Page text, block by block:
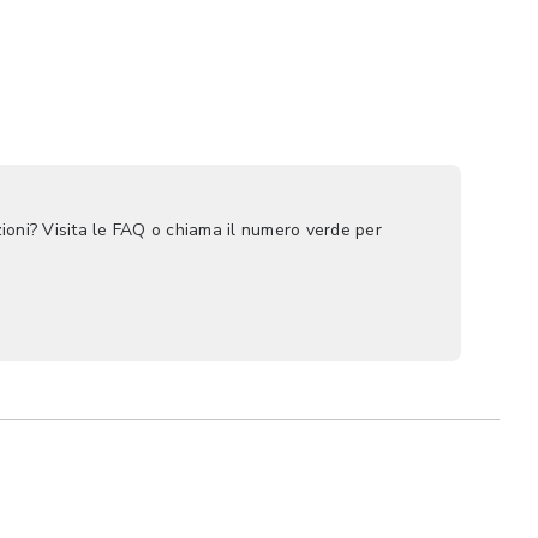
Visita le FAQ o chiama il numero verde per